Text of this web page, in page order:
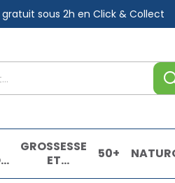
sous 2h en Click & Collect
GROSSESSE
ET
ENFANTS
50+